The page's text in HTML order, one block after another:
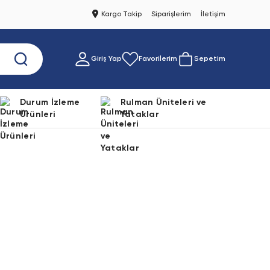
Kargo Takip Siparişlerim İletişim
Giriş Yap Favorilerim Sepetim
Durum İzleme
Ürünleri
Rulman Üniteleri ve
Yataklar